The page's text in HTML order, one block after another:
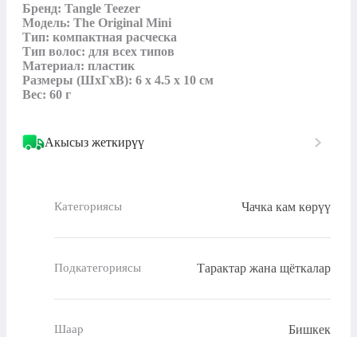
Бренд: Tangle Teezer
Модель: The Original Mini
Тип: компактная расческа
Тип волос: для всех типов
Материал: пластик
Размеры (ШхГхВ): 6 x 4.5 x 10 см
Вес: 60 г
Акысыз жеткирүү
Категориясы Чачка кам көрүү
Подкатегориясы Тарактар жана щёткалар
Шаар Бишкек